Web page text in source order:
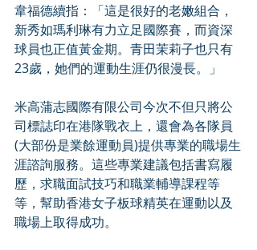
韋福德續指：「這是很好的老嫩組合，
新秀如瑪利琳有力立足國際賽，而資深
球員也正值黃金期。青田茉莉子也只有
23歲，她們的運動生涯仍很漫長。」
米高蒲志國際有限公司今次不但只將公
司標誌印在港隊戰衣上，還會為各隊員
(大部份是業餘運動員)提供專業的職場生
涯諮詢服務。這些專業建議包括書寫履
歷，求職面試技巧和職業輔導課程等
等，幫助香港女子板球精英在運動以及
職場上取得成功。